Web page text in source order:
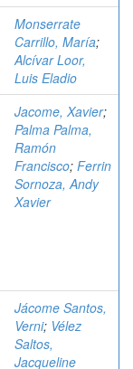
Monserrate
Carrillo, María;
Alcívar Loor,
Luis Eladio
Jacome, Xavier;
Palma Palma,
Ramón
Francisco; Ferrin
Sornoza, Andy
Xavier
Jácome Santos,
Verni; Vélez
Saltos,
Jacqueline